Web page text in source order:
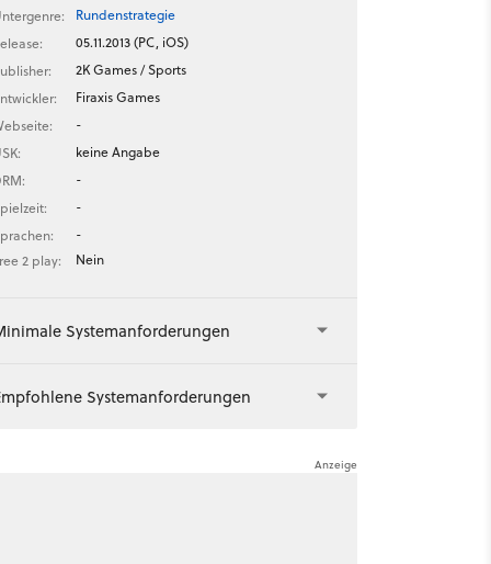
Rundenstrategie
05.11.2013 (PC, iOS)
2K Games / Sports
Firaxis Games
-
keine Angabe
-
-
-
2 play:
Nein
Systemanforderungen
Systemanforderungen